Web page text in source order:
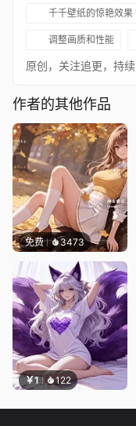
千千壁纸的惊艳效果
调整画质和性能
作者的其他作品
免费 3473
￥1 122